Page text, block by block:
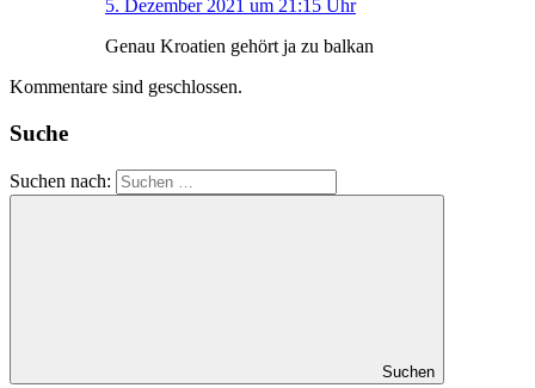
5. Dezember 2021 um 21:15 Uhr
Genau Kroatien gehört ja zu balkan
Kommentare sind geschlossen.
Suche
Suchen nach:
Suchen